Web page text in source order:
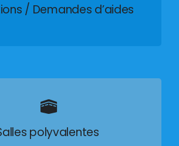
/ Demandes d’aides
polyvalentes